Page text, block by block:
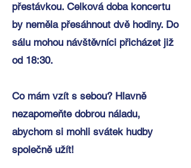
přestávkou. Celková doba koncertu
by neměla přesáhnout dvě hodiny. Do
sálu mohou návštěvníci přicházet již
od 18:30.
Co mám vzít s sebou? Hlavně
nezapomeňte dobrou náladu,
abychom si mohli svátek hudby
společně užít!